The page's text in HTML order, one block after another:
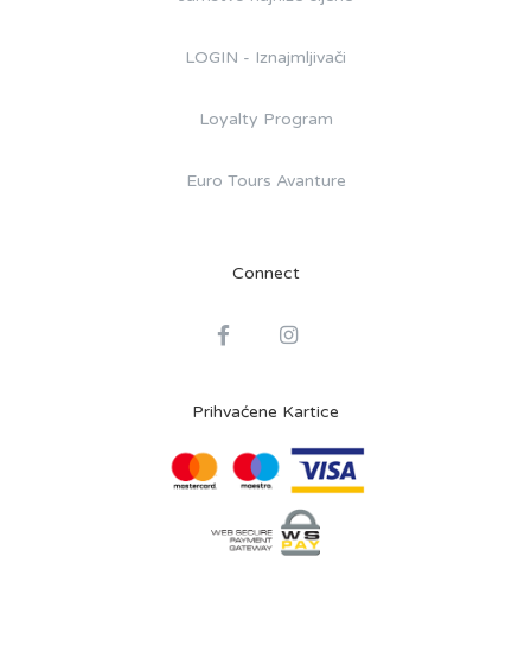
LOGIN - Iznajmljivači
Loyalty Program
Euro Tours Avanture
Connect
Prihvaćene Kartice